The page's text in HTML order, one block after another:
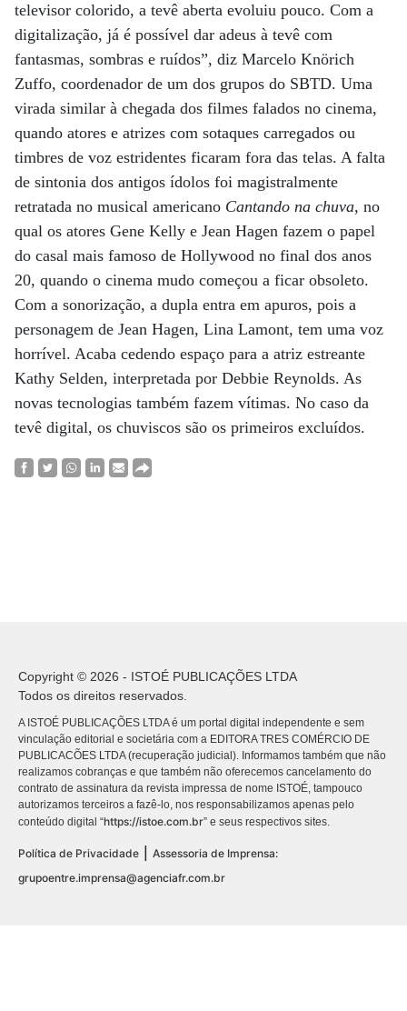
televisor colorido, a tevê aberta evoluiu pouco. Com a
digitalização, já é possível dar adeus à tevê com
fantasmas, sombras e ruídos”, diz Marcelo Knörich
Zuffo, coordenador de um dos grupos do SBTD. Uma
virada similar à chegada dos filmes falados no cinema,
quando atores e atrizes com sotaques carregados ou
timbres de voz estridentes ficaram fora das telas. A falta
de sintonia dos antigos ídolos foi magistralmente
retratada no musical americano Cantando na chuva, no
qual os atores Gene Kelly e Jean Hagen fazem o papel
do casal mais famoso de Hollywood no final dos anos
20, quando o cinema mudo começou a ficar obsoleto.
Com a sonorização, a dupla entra em apuros, pois a
personagem de Jean Hagen, Lina Lamont, tem uma voz
horrível. Acaba cedendo espaço para a atriz estreante
Kathy Selden, interpretada por Debbie Reynolds. As
novas tecnologias também fazem vítimas. No caso da
tevê digital, os chuviscos são os primeiros excluídos.
Copyright © 2026 - ISTOÉ PUBLICAÇÕES LTDA
Todos os direitos reservados.
A ISTOÉ PUBLICAÇÕES LTDA é um portal digital independente e sem
vinculação editorial e societária com a EDITORA TRES COMÉRCIO DE
PUBLICACÕES LTDA (recuperação judicial). Informamos também que não
realizamos cobranças e que também não oferecemos cancelamento do
contrato de assinatura da revista impressa de nome ISTOÉ, tampouco
autorizamos terceiros a fazê-lo, nos responsabilizamos apenas pelo
conteúdo digital “https://istoe.com.br” e seus respectivos sites.
Política de Privacidade
Assessoria de Imprensa:
grupoentre.imprensa@agenciafr.com.br